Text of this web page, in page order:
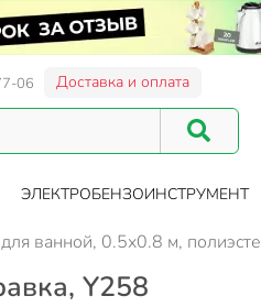
06 Доставка и оплата
ЭЛЕКТРОБЕНЗОИНСТРУМЕНТ
ванной, 0.5х0.8 м,
Y258